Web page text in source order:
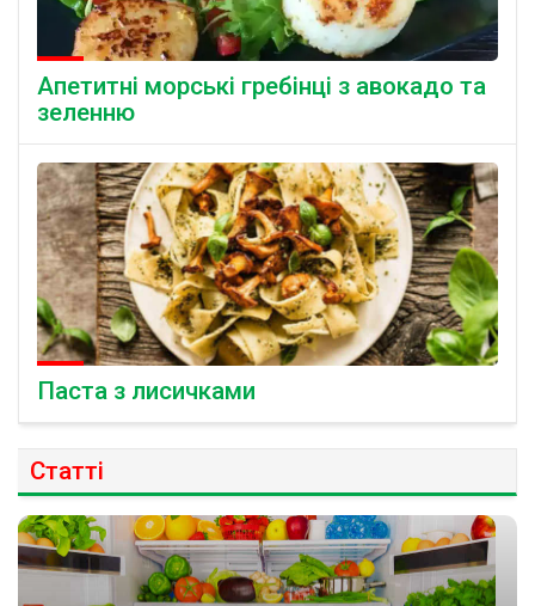
Апетитні морські гребінці з авокадо та
зеленню
Паста з лисичками
Статті